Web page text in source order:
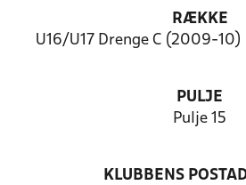
RÆKKE
U16/U17 Drenge C (2009-
PULJE
Pulje 15
KLUBBENS